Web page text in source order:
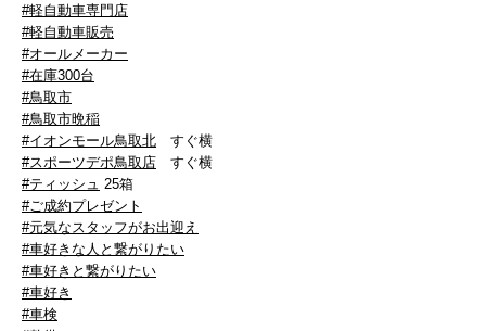
#軽自動車専門店
#軽自動車販売
#オールメーカー
#在庫300台
#鳥取市
#鳥取市晩稲
#イオンモール鳥取北 すぐ横
#スポーツデポ鳥取店 すぐ横
#ティッシュ 25箱
#ご成約プレゼント
#元気なスタッフがお出迎え
#車好きな人と繋がりたい
#車好きと繋がりたい
#車好き
#車検